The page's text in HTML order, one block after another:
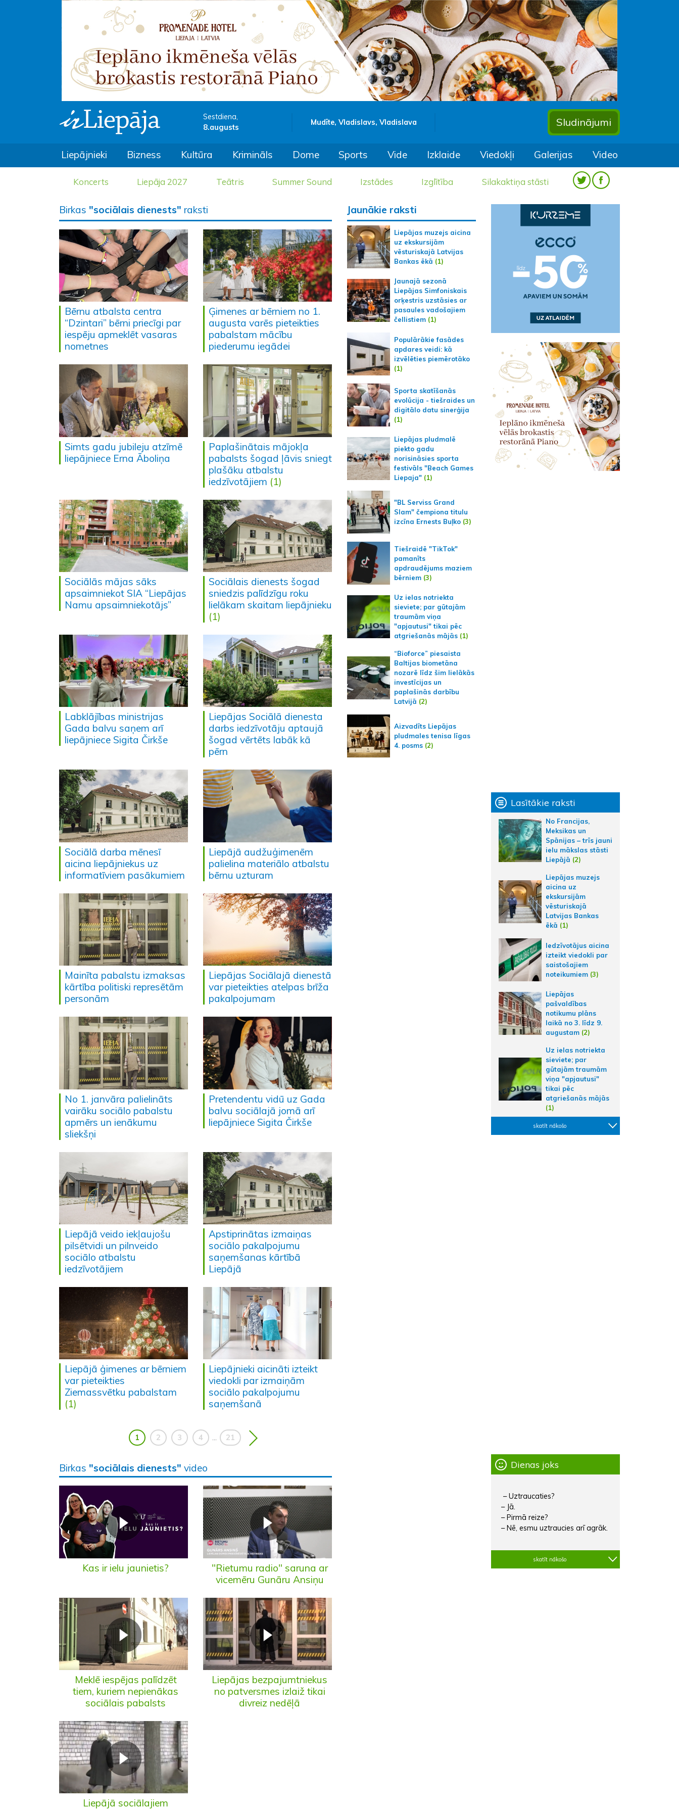
Sestdiena,
8.augusts
Mudīte, Vladislavs, Vladislava Sludinājumi
Liepājnieki Bizness Kultūra Krimināls Dome Sports Vide Izklaide Viedokļi Galerijas Video
Koncerts Liepāja 2027 Teātris Summer Sound Izstādes Izglītība Silakaktiņa stāsti
Birkas "sociālais dienests" raksti
Bērnu atbalsta centra
“Dzintari” bērni priecīgi par
iespēju apmeklēt vasaras
nometnes
Ģimenes ar bērniem no 1.
augusta varēs pieteikties
pabalstam mācību
piederumu iegādei
Simts gadu jubileju atzīmē
liepājniece Erna Āboliņa
Paplašinātais mājokļa
pabalsts šogad ļāvis sniegt
plašāku atbalstu
iedzīvotājiem (1)
Sociālās mājas sāks
apsaimniekot SIA “Liepājas
Namu apsaimniekotājs”
Sociālais dienests šogad
sniedzis palīdzīgu roku
lielākam skaitam liepājnieku
(1)
Labklājības ministrijas
Gada balvu saņem arī
liepājniece Sigita Čirkše
Liepājas Sociālā dienesta
darbs iedzīvotāju aptaujā
šogad vērtēts labāk kā
pērn
Sociālā darba mēnesī
aicina liepājniekus uz
informatīviem pasākumiem
Liepājā audžuģimenēm
palielina materiālo atbalstu
bērnu uzturam
Mainīta pabalstu izmaksas
kārtība politiski represētām
personām
Liepājas Sociālajā dienestā
var pieteikties atelpas brīža
pakalpojumam
No 1. janvāra palielināts
vairāku sociālo pabalstu
apmērs un ienākumu
sliekšņi
Pretendentu vidū uz Gada
balvu sociālajā jomā arī
liepājniece Sigita Čirkše
Liepājā veido iekļaujošu
pilsētvidi un pilnveido
sociālo atbalstu
iedzīvotājiem
Apstiprinātas izmaiņas
sociālo pakalpojumu
saņemšanas kārtībā
Liepājā
Liepājā ģimenes ar bērniem
var pieteikties
Ziemassvētku pabalstam
(1)
Liepājnieki aicināti izteikt
viedokli par izmaiņām
sociālo pakalpojumu
saņemšanā
1 2 3 4 21
Birkas "sociālais dienests" video
Kas ir ielu jaunietis?
"Rietumu radio" saruna ar
vicemēru Gunāru Ansiņu
Meklē iespējas palīdzēt
tiem, kuriem nepienākas
sociālais pabalsts
Liepājas bezpajumtniekus
no patversmes izlaiž tikai
divreiz nedēļā
Liepājā sociālajiem
Jaunākie raksti
Liepājas muzejs aicina
uz ekskursijām
vēsturiskajā Latvijas
Bankas ēkā (1)
Jaunajā sezonā
Liepājas Simfoniskais
orķestris uzstāsies ar
pasaules vadošajiem
čellistiem (1)
Populārākie fasādes
apdares veidi: kā
izvēlēties piemērotāko
(1)
Sporta skatīšanās
evolūcija - tiešraides un
digitālo datu sinerģija
(1)
Liepājas pludmalē
piekto gadu
norisināsies sporta
festivāls "Beach Games
Liepaja" (1)
"BL Serviss Grand
Slam" čempiona titulu
izcīna Ernests Buļko (3)
Tiešraidē "TikTok"
pamanīts
apdraudējums maziem
bērniem (3)
Uz ielas notriekta
sieviete; par gūtajām
traumām viņa
"apjautusi" tikai pēc
atgriešanās mājās (1)
“Bioforce” piesaista
Baltijas biometāna
nozarē līdz šim lielākās
investīcijas un
paplašinās darbību
Latvijā (2)
Aizvadīts Liepājas
pludmales tenisa līgas
4. posms (2)
Lasītākie raksti
No Francijas,
Meksikas un
Spānijas – trīs jauni
ielu mākslas stāsti
Liepājā (2)
Liepājas muzejs
aicina uz
ekskursijām
vēsturiskajā
Latvijas Bankas
ēkā (1)
Iedzīvotājus aicina
izteikt viedokli par
saistošajiem
noteikumiem (3)
Liepājas
pašvaldības
notikumu plāns
laikā no 3. līdz 9.
augustam (2)
Uz ielas notriekta
sieviete; par
gūtajām traumām
viņa "apjautusi"
tikai pēc
atgriešanās mājās
(1)
skatīt nākošo
Dienas joks
– Uztraucaties?
– Jā.
– Pirmā reize?
– Nē, esmu uztraucies arī agrāk.
skatīt nākošo